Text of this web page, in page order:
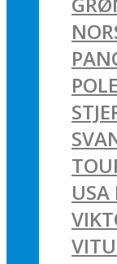
USA